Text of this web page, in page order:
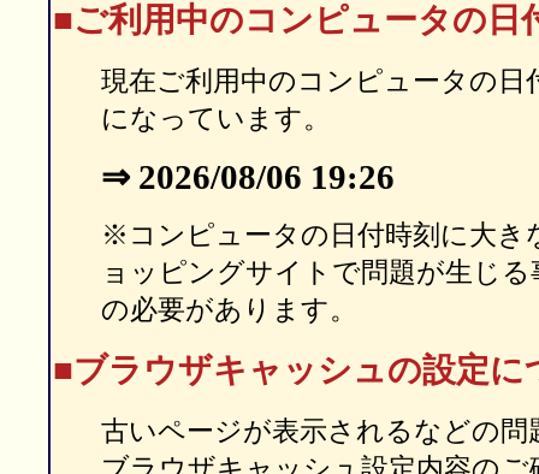
■ご利用中のコンピュータの日
現在ご利用中のコンピュータの日
になっています。
⇒ 2026/08/06 19:26
※コンピュータの日付時刻に大き
ョッピングサイトで問題が生じ
の必要があります。
■ブラウザキャッシュの設定に
古いページが表示されるなどの問